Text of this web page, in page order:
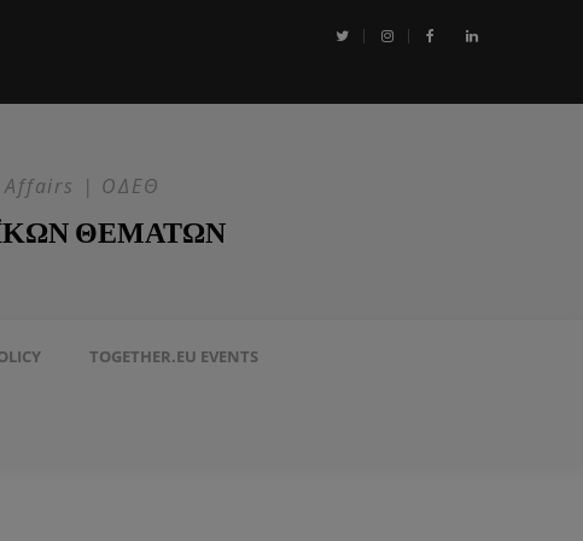
και η Επιχείρηση ASPIDES: Η ΕΕ στην ασφάλεια της Ερυθράς
Affairs | ΟΔΕΘ
ΘΕΜΑΤΩΝ
TOGETHER.EU EVENTS